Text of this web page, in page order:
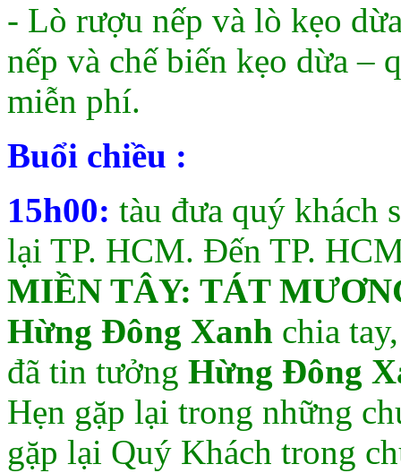
- Lò rượu nếp và lò kẹo
nếp và chế biến kẹo dừa –
miễn phí.
Buổi chiều :
15h00: tàu đưa quý khách
lại TP. HCM. Đến TP.
MIỀN TÂY: TÁT
Hừng Đông Xanh chia
đã tin tưởng Hừng Đông
Hẹn gặp lại trong những
gặp lại Quý Khách trong